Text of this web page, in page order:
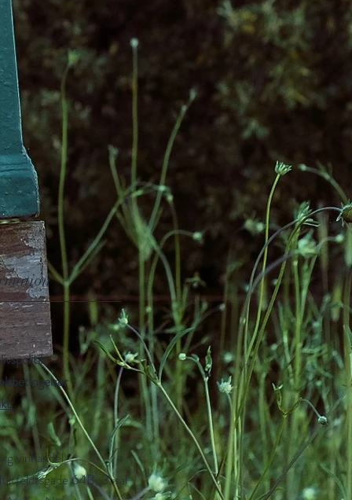
vinhandel
64B, 3. sal